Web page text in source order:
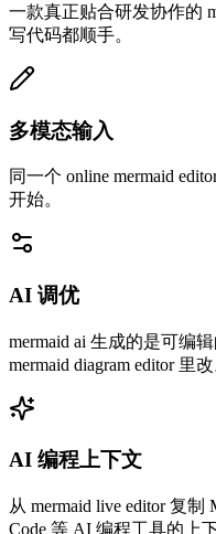
一款真正贴合研发协作的
写代码都顺手。
多模态输入
同一个 online mermaid
开始。
AI 调优
mermaid ai 生成的是可编
mermaid diagram editor 里改
AI 编程上下文
从 mermaid live editor 复制
Code 等 AI 编程工具的上下